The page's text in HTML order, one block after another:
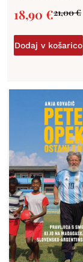
21,00€
18,90 €
Dodaj v košarico